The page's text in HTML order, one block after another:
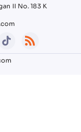
II No. 183 K